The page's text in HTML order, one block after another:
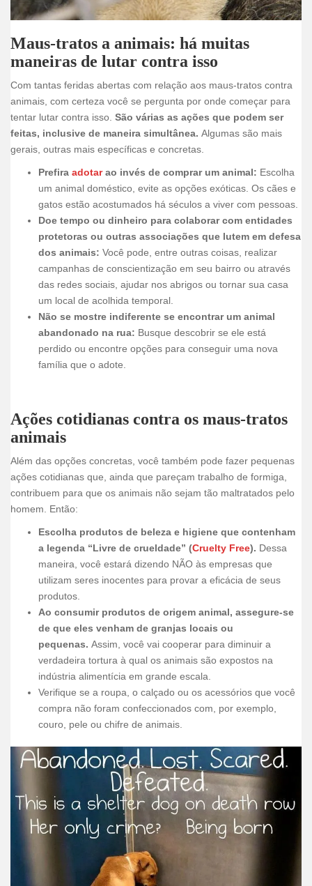
Maus-tratos a animais: há muitas
maneiras de lutar contra isso
Com tantas feridas abertas com relação aos maus-tratos contra
animais, com certeza você se pergunta por onde começar para
tentar lutar contra isso. São várias as ações que podem ser
feitas, inclusive de maneira simultânea. Algumas são mais
gerais, outras mais específicas e concretas.
Prefira adotarao invés de comprar um animal: Escolha
um animal doméstico, evite as opções exóticas. Os cães e
gatos estão acostumados há séculos a viver com pessoas.
Doe tempo ou dinheiro para colaborar com entidades
protetoras ou outras associações que lutem em defesa
dos animais: Você pode, entre outras coisas, realizar
campanhas de conscientização em seu bairro ou através
das redes sociais, ajudar nos abrigos ou tornar sua casa
um local de acolhida temporal.
Não se mostre indiferente se encontrar um animal
abandonado na rua: Busque descobrir se ele está
perdido ou encontre opções para conseguir uma nova
família que o adote.
Ações cotidianas contra os maus-tratos
animais
Além das opções concretas, você também pode fazer pequenas
ações cotidianas que, ainda que pareçam trabalho de formiga,
contribuem para que os animais não sejam tão maltratados pelo
homem. Então:
Escolha produtos de beleza e higiene que contenham
a legenda “Livre de crueldade” (Cruelty Free). Dessa
maneira, você estará dizendo NÃO às empresas que
utilizam seres inocentes para provar a eficácia de seus
produtos.
Ao consumir produtos de origem animal, assegure-se
de que eles venham de granjas locais ou
pequenas. Assim, você vai cooperar para diminuir a
verdadeira tortura à qual os animais são expostos na
indústria alimentícia em grande escala.
Verifique se a roupa, o calçado ou os acessórios que você
compra não foram confeccionados com, por exemplo,
couro, pele ou chifre de animais.